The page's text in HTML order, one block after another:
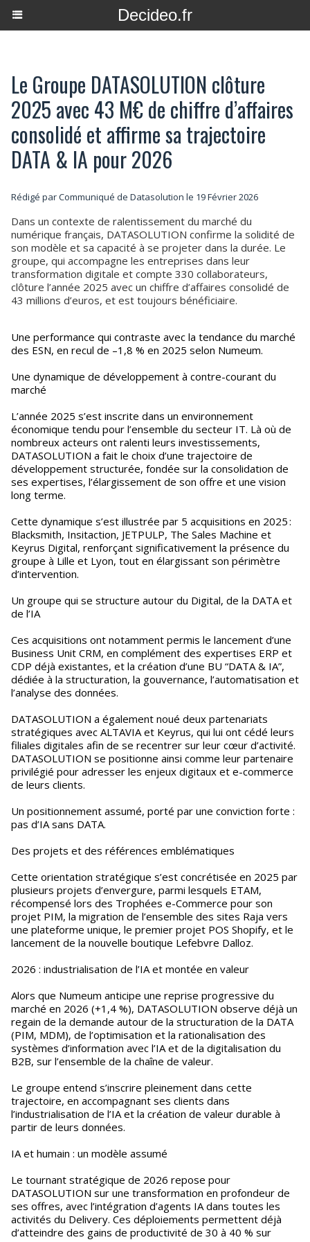
Decideo.fr
Le Groupe DATASOLUTION clôture
2025 avec 43 M€ de chiffre d’affaires
consolidé et affirme sa trajectoire
DATA & IA pour 2026
Rédigé par Communiqué de Datasolution le 19 Février 2026
Dans un contexte de ralentissement du marché du
numérique français, DATASOLUTION confirme la solidité de
son modèle et sa capacité à se projeter dans la durée. Le
groupe, qui accompagne les entreprises dans leur
transformation digitale et compte 330 collaborateurs,
clôture l’année 2025 avec un chiffre d’affaires consolidé de
43 millions d’euros, et est toujours bénéficiaire.
Une performance qui contraste avec la tendance du marché
des ESN, en recul de –1,8 % en 2025 selon Numeum.
Une dynamique de développement à contre-courant du
marché
L’année 2025 s’est inscrite dans un environnement
économique tendu pour l’ensemble du secteur IT. Là où de
nombreux acteurs ont ralenti leurs investissements,
DATASOLUTION a fait le choix d’une trajectoire de
développement structurée, fondée sur la consolidation de
ses expertises, l’élargissement de son offre et une vision
long terme.
Cette dynamique s’est illustrée par 5 acquisitions en 2025 :
Blacksmith, Insitaction, JETPULP, The Sales Machine et
Keyrus Digital, renforçant significativement la présence du
groupe à Lille et Lyon, tout en élargissant son périmètre
d’intervention.
Un groupe qui se structure autour du Digital, de la DATA et
de l’IA
Ces acquisitions ont notamment permis le lancement d’une
Business Unit CRM, en complément des expertises ERP et
CDP déjà existantes, et la création d’une BU “DATA & IA”,
dédiée à la structuration, la gouvernance, l’automatisation et
l’analyse des données.
DATASOLUTION a également noué deux partenariats
stratégiques avec ALTAVIA et Keyrus, qui lui ont cédé leurs
filiales digitales afin de se recentrer sur leur cœur d’activité.
DATASOLUTION se positionne ainsi comme leur partenaire
privilégié pour adresser les enjeux digitaux et e-commerce
de leurs clients.
Un positionnement assumé, porté par une conviction forte :
pas d’IA sans DATA.
Des projets et des références emblématiques
Cette orientation stratégique s’est concrétisée en 2025 par
plusieurs projets d’envergure, parmi lesquels ETAM,
récompensé lors des Trophées e-Commerce pour son
projet PIM, la migration de l’ensemble des sites Raja vers
une plateforme unique, le premier projet POS Shopify, et le
lancement de la nouvelle boutique Lefebvre Dalloz.
2026 : industrialisation de l’IA et montée en valeur
Alors que Numeum anticipe une reprise progressive du
marché en 2026 (+1,4 %), DATASOLUTION observe déjà un
regain de la demande autour de la structuration de la DATA
(PIM, MDM), de l’optimisation et la rationalisation des
systèmes d’information avec l’IA et de la digitalisation du
B2B, sur l’ensemble de la chaîne de valeur.
Le groupe entend s’inscrire pleinement dans cette
trajectoire, en accompagnant ses clients dans
l’industrialisation de l’IA et la création de valeur durable à
partir de leurs données.
IA et humain : un modèle assumé
Le tournant stratégique de 2026 repose pour
DATASOLUTION sur une transformation en profondeur de
ses offres, avec l’intégration d’agents IA dans toutes les
activités du Delivery. Ces déploiements permettent déjà
d’atteindre des gains de productivité de 30 à 40 % sur